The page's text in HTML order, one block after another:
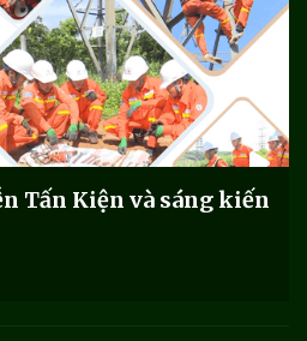
Tấn Kiện và sáng kiến